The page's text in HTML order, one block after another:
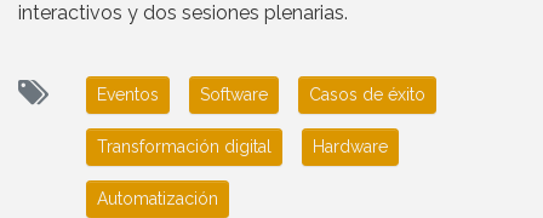
interactivos y dos sesiones plenarias.
Eventos Software Casos de éxito
Transformación digital Hardware
Automatización